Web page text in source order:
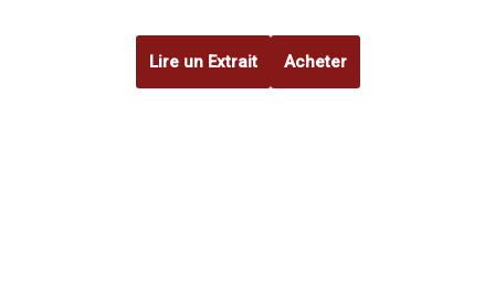
Lire un Extrait Acheter